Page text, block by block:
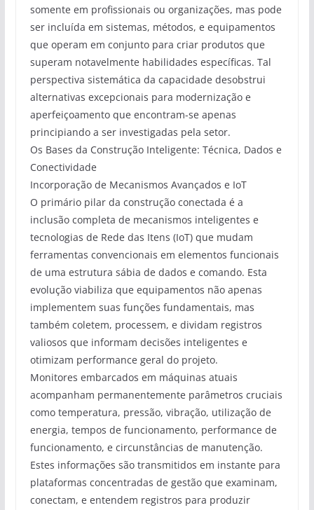
somente em profissionais ou organizações, mas pode
ser incluída em sistemas, métodos, e equipamentos
que operam em conjunto para criar produtos que
superam notavelmente habilidades específicas. Tal
perspectiva sistemática da capacidade desobstrui
alternativas excepcionais para modernização e
aperfeiçoamento que encontram-se apenas
principiando a ser investigadas pela setor.
Os Bases da Construção Inteligente: Técnica, Dados e
Conectividade
Incorporação de Mecanismos Avançados e IoT
O primário pilar da construção conectada é a
inclusão completa de mecanismos inteligentes e
tecnologias de Rede das Itens (IoT) que mudam
ferramentas convencionais em elementos funcionais
de uma estrutura sábia de dados e comando. Esta
evolução viabiliza que equipamentos não apenas
implementem suas funções fundamentais, mas
também coletem, processem, e dividam registros
valiosos que informam decisões inteligentes e
otimizam performance geral do projeto.
Monitores embarcados em máquinas atuais
acompanham permanentemente parâmetros cruciais
como temperatura, pressão, vibração, utilização de
energia, tempos de funcionamento, performance de
funcionamento, e circunstâncias de manutenção.
Estes informações são transmitidos em instante para
plataformas concentradas de gestão que examinam,
conectam, e entendem registros para produzir